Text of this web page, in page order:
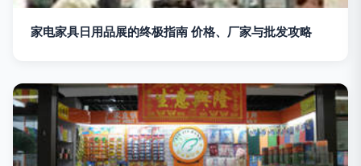
家电家具日用品展的终极指南 价格、厂家与批发攻略